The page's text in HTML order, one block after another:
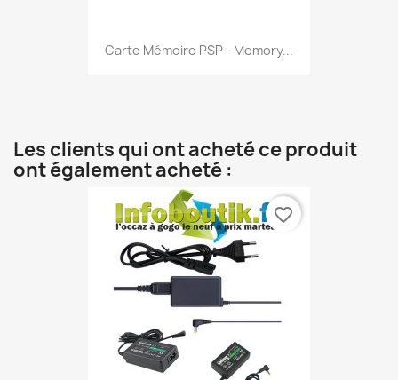
Carte Mémoire PSP - Memory...
Les clients qui ont acheté ce produit
ont également acheté :
favorite_border